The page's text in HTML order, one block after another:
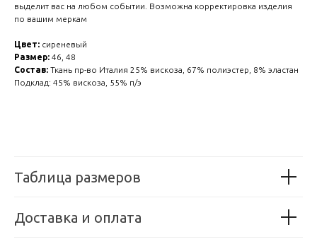
выделит вас на любом событии. Возможна корректировка изделия
по вашим меркам
Цвет: сиреневый
Размер: 46, 48
Состав: Ткань пр-во Италия 25% вискоза, 67% полиэстер, 8% эластан
Подклад: 45% вискоза, 55% п/э
Таблица размеров
Доставка и оплата